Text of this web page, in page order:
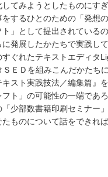
てみようとしたものにす
するひとのための「発想
」として提出されている
発展したかたちで実践し
ぐれたテキストエディタ
ＥＤを組みこんだかたち
スト実践技法／編集篇』
ト」の可能性の一端であろ
少部数書籍印刷セミナー
ものについて話をできれ